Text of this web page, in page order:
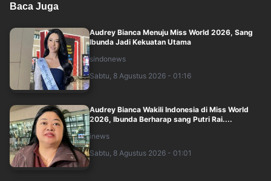
Baca Juga
Audrey Bianca Menuju Miss World 2026, Sang
Ibunda Jadi Kekuatan Utama
sindonews
Sabtu, 8 Agustus 2026 - 01:16
Audrey Bianca Wakili Indonesia di Miss World
2026, Ibunda Berharap sang Putri Rai....
inews
Sabtu, 8 Agustus 2026 - 01:01